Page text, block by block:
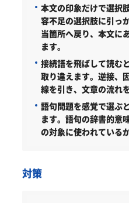
本文の印象だけで選択
容不足の選択肢に引っ
当箇所へ戻り、本文に
ます。
接続語を飛ばして読む
取り違えます。逆接、
線を引き、文章の流れ
語句問題を感覚で選ぶ
ます。語句の辞書的意
の対象に使われている
対策